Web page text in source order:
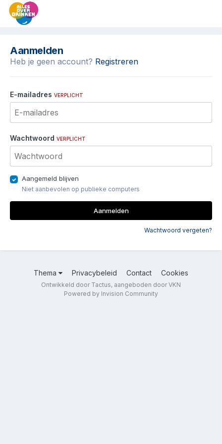
Aanmelden
Heb je geen account? Registreren
E-mailadres VERPLICHT
Wachtwoord VERPLICHT
Aangemeld blijven
Niet aanbevolen op publieke computers
Aanmelden
Wachtwoord vergeten?
Thema Privacybeleid Contact Cookies
Ontwikkeld door Tactus, aangeboden door VKN
Powered by Invision Community